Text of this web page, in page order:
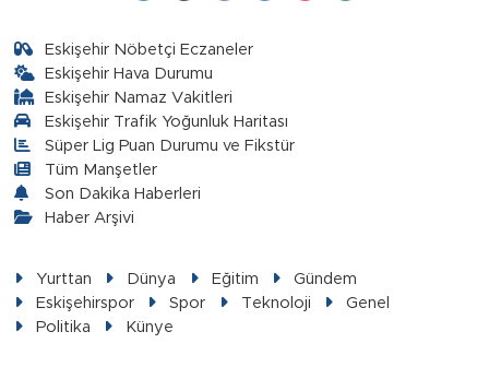
Eskişehir Nöbetçi Eczaneler
Eskişehir Hava Durumu
Eskişehir Namaz Vakitleri
Eskişehir Trafik Yoğunluk Haritası
Süper Lig Puan Durumu ve Fikstür
Tüm Manşetler
Son Dakika Haberleri
Haber Arşivi
Yurttan Dünya Eğitim
Gündem
Eskişehirspor
Spor Teknoloji
Genel
Politika
Künye